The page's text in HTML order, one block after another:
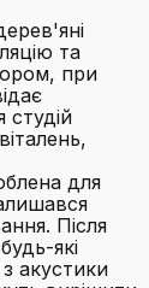
та
при
студій
для
Після
які
акустики